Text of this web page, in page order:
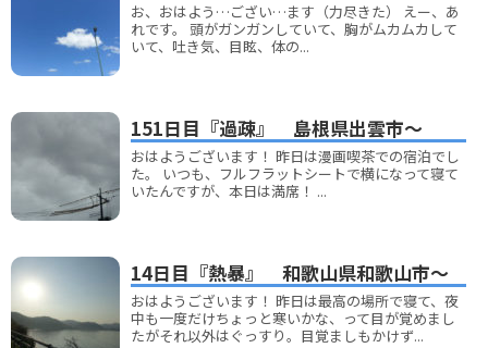
お、おはよう…ござい…ます（力尽きた） えー、あ
れです。 頭がガンガンしていて、胸がムカムカして
いて、吐き気、目眩、体の...
151日目『過疎』 島根県出雲市～
おはようございます！ 昨日は漫画喫茶での宿泊でし
た。 いつも、フルフラットシートで横になって寝て
いたんですが、本日は満席！ ...
14日目『熱暴』 和歌山県和歌山市～
おはようございます！ 昨日は最高の場所で寝て、夜
中も一度だけちょっと寒いかな、って目が覚めまし
たがそれ以外はぐっすり。目覚ましもかけず...